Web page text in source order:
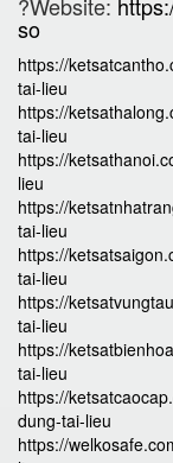
so
https://
tai-lieu
https://
tai-lieu
https://
lieu
https://
tai-lieu
https://
tai-lieu
https://
tai-lieu
https://
tai-lieu
https://
dung-tai-lieu
https://